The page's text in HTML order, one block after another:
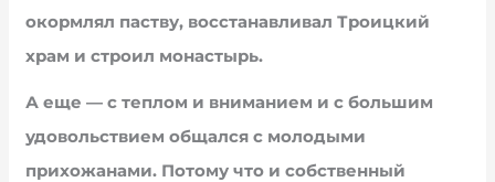
окормлял паству, восстанавливал Троицкий
храм и строил монастырь.
А еще — с теплом и вниманием и с большим
удовольствием общался с молодыми
прихожанами. Потому что и собственный